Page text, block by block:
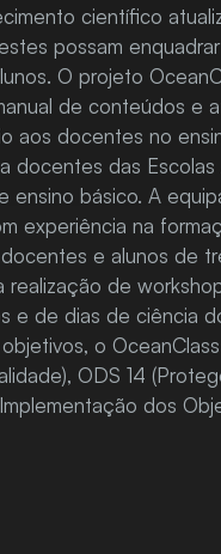
científico
possam
O projeto
de conteúdos e
aos docentes no
docentes das
ensino básico. A
experiência na
e alunos de
realização de
e de dias de ciência
o
ODS 14
dos